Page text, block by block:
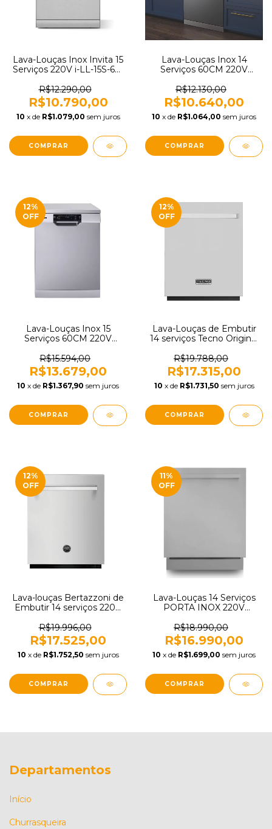
Lava-Louças Inox Invita 15
Serviços 220V i-LL-15S-60-
R$12.290,00
R$10.790,00
10 x de R$1.079,00 sem juros
Lava-Louças Inox 14
Serviços 60CM 220V
94895214
R$12.130,00
R$10.640,00
10 x de R$1.064,00 sem juros
12%
OFF
Lava-Louças Inox 15
Serviços 60CM 220V
94895220
R$15.594,00
R$13.679,00
10 x de R$1.367,90 sem juros
12%
OFF
Lava-Louças de Embutir
14 serviços Tecno Original
R$19.788,00
R$17.315,00
10 x de R$1.731,50 sem juros
12%
OFF
Lava-louças Bertazzoni de
Embutir 14 serviços 220V
R$19.996,00
R$17.525,00
10 x de R$1.752,50 sem juros
11%
OFF
Lava-Louças 14 Serviços
PORTA INOX 220V
2VSA + FR-LL-60-XX-
NCLB
R$18.990,00
R$16.990,00
10 x de R$1.699,00 sem juros
Departamentos
Início
Churrasqueira